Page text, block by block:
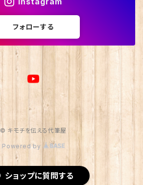
フォローする
© キモチを伝える代筆屋
Powered by
ショップに質問する